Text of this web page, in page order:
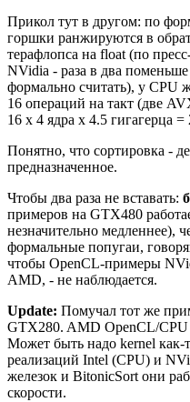
Прикол тут в другом: по
горшки ранжируются в
терафлопса на float (по
NVidia - раза в два
формально считать), у CPU
16 операций на такт (две
16 x 4 ядра x 4.5 гигагерца
Понятно, что сортировка -
предназначенное.
Чтобы два раза не вставать:
примеров на GTX480
незначительно медленнее),
формальные попугаи,
чтобы OpenCL-примеры
AMD, - не наблюдается.
Update: Помучал тот же
GTX280. AMD OpenCL/CPU
Может быть надо kernel как-
реализаций Intel (CPU) и
железок и BitonicSort они
скорости.